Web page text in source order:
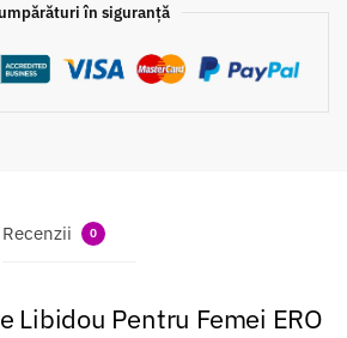
în siguranță
Recenzii 0
Libidou Pentru Femei ERO